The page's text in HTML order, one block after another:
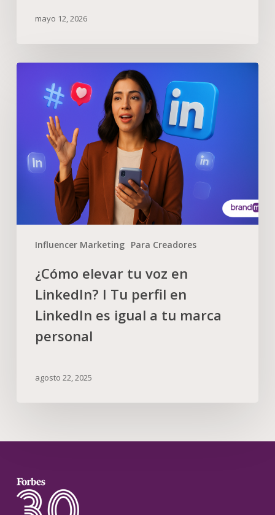
mayo 12, 2026
Influencer Marketing Para Creadores
¿Cómo elevar tu voz en
LinkedIn? I Tu perfil en
LinkedIn es igual a tu marca
personal
agosto 22, 2025